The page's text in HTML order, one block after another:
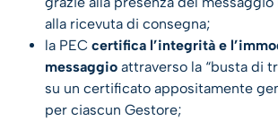
alla ricevuta di consegna;
la PEC certifica l’integrità e
messaggio attraverso la “busta di
su un certificato appositamente
per ciascun Gestore;